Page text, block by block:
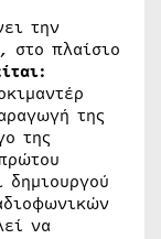
την
στo πλαίσιo
της
της
δημιουργού
να